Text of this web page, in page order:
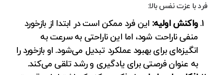
فرد با عزت نفس بالا:
واکنش اولیه:این فرد ممکن است در ابتدا از بازخورد
منفی ناراحت شود، اما این ناراحتی به سرعت به
انگیزه‌ای برای بهبود عملکرد تبدیل می‌شود. او بازخورد را
به عنوان فرصتی برای یادگیری و رشد تلقی می‌کند.